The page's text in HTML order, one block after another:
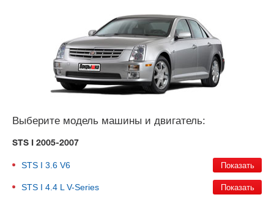
Выберите модель машины и двигатель:
STS I 2005-2007
STS I 3.6 V6
STS I 4.4 L V-Series